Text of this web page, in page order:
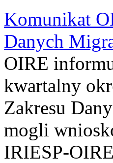
Komunikat
Danych
OIRE
kwartalny
Zakresu
mogli
IRIESP-